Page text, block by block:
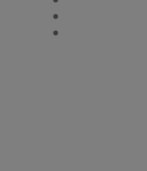
ROUGE ALLURE
ROUGE ALLURE